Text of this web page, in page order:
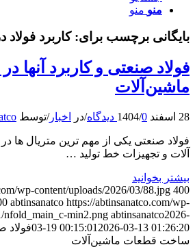
منو منو
بایگانی برچسب برای:کاربرد
فولاد صنعتی و کاربرد
ماشین‌آلات
28 اسفند 1404 /0 دیدگاه‌ /در اخبار/توسط
فولاد صنعتی یکی از مهم‌ ترین متریال‌
آلات و تجهیزات خط تولید …
بیشتر بخوانید
wp-content/uploads/2026/03/88.jpg 400
abtinsanatco https://abtinsanatco.com/wp-
nfold_main_c-min2.png abtinsanatco2026-
03-19 00:15:01 2026-03-13 01:26:20
فولاد
ساخت قطعات ماشین‌آلات